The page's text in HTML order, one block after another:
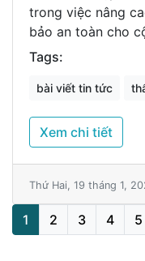
trong việc nâng
bảo an toàn cho
Tags:
bài viết tin tức
Xem chi tiết
Thứ Hai, 19 tháng 1,
1 2 3 4 5